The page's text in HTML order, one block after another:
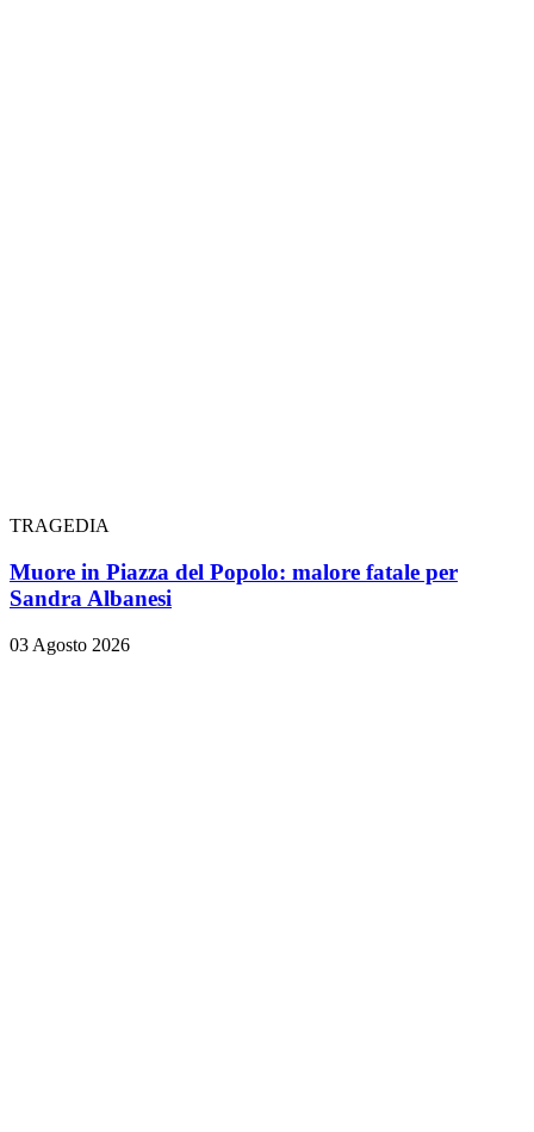
TRAGEDIA
Muore in Piazza del Popolo: malore fatale per
Sandra Albanesi
03 Agosto 2026